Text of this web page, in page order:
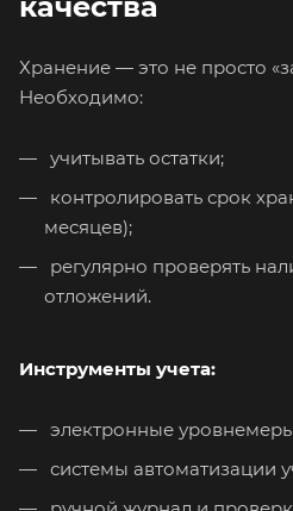
Хранение — это не просто
Необходимо:
учитывать остатки;
контролировать срок
месяцев);
регулярно проверять
отложений.
Инструменты учета:
электронные
системы автоматизации